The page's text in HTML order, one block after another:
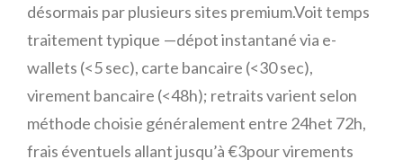
désormais par plusieurs sites premium.Voit temps
traitement typique —dépot instantané via e-
wallets (<5 sec), carte bancaire (<30 sec),
virement bancaire (<48h); retraits varient selon
méthode choisie généralement entre 24het 72h,
frais éventuels allant jusqu’à ‎€3‏‎pour virements